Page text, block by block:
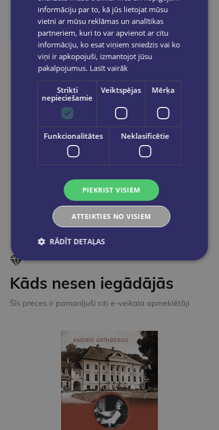
Reģistrējies un saņem 10% atlaidi pilnas
cenas precēm.
Pasūtījumu apstrāde notiek darba dienās.
Apmaksātie pasūtījumi tiekapstrādāti un
izsūtīti 2-5 darba dienu laikā.
Bezmaksas piegādeuz OMNIVA
pakomātiem Latvijāpasūtījumiem no €40.00.
Bezmaksas piegāde jebkurā GLOBUSS
grāmatnīcā 1-5 darba dienu laikā, kad
pasūtījums būs gatavs saņemšanai, saņemsi
Kāds nesen iegādājās
Šīs preces ir pamanījuši citi e-veikala apmeklētāji
informāciju par to, kā jūs lietojat mūsu
vietni ar mūsu reklāmas un analītikas
partneriem, kuri to var apvienot ar citu
informāciju, ko esat viņiem sniedzis vai ko
viņi ir apkopojuši, izmantojot jūsu
pakalpojumus. Lasīt vairāk
Strikti
nepieciešamie
Veiktspējas Mērķa
Funkcionalitātes Neklasificētie
PIEKRIST VISIEM
ATTEIKTIES NO VISIEM
RĀDĪT DETAĻAS